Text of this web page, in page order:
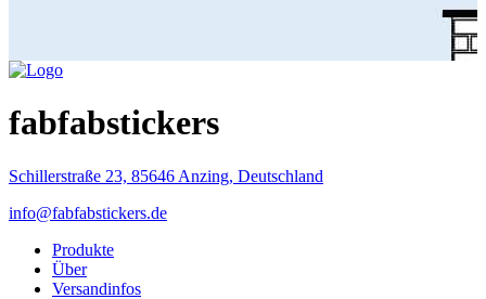
fabfabstickers
Schillerstraße 23, 85646 Anzing, Deutschland
info@fabfabstickers.de
Produkte
Über
Versandinfos